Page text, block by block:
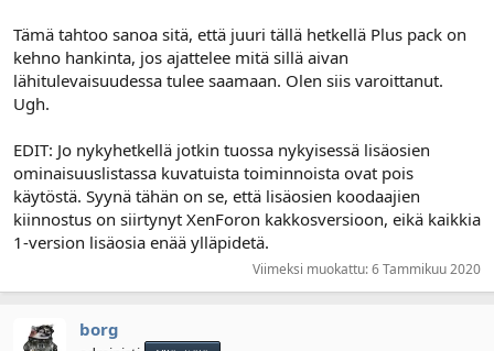
Tämä tahtoo sanoa sitä, että juuri tällä hetkellä Plus pack on
kehno hankinta, jos ajattelee mitä sillä aivan
lähitulevaisuudessa tulee saamaan. Olen siis varoittanut.
Ugh.
EDIT: Jo nykyhetkellä jotkin tuossa nykyisessä lisäosien
ominaisuuslistassa kuvatuista toiminnoista ovat pois
käytöstä. Syynä tähän on se, että lisäosien koodaajien
kiinnostus on siirtynyt XenForon kakkosversioon, eikä kaikkia
1-version lisäosia enää ylläpidetä.
Viimeksi muokattu:6 Tammikuu 2020
borg